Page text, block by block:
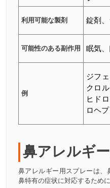
利用可能な製剤 錠剤
可能性のある副作用 眠気
例
ジフ
クロ
ヒド
ロヘ
鼻アレルギ
鼻アレルギー用スプレーは
鼻特有の症状に対応するため